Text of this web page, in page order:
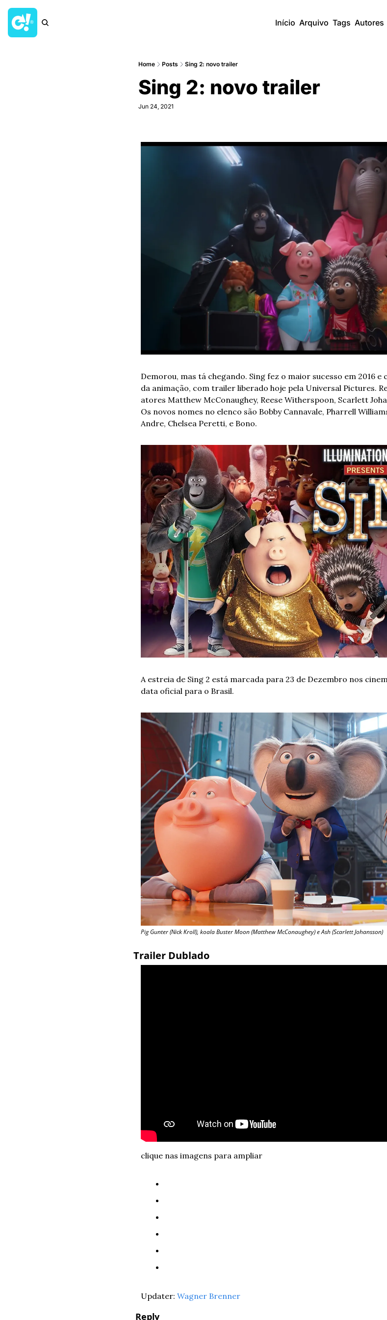
Início Arquivo Tags Autores
Home Posts Sing 2: novo trailer
Sing 2: novo trailer
Jun 24, 2021
Demorou, mas tá chegando. Sing fez o maior sucesso em 2016
da animação, com trailer liberado hoje pela Universal Pictures.
atores Matthew McConaughey, Reese Witherspoon, Scarlett
Os novos nomes no elenco são Bobby Cannavale, Pharrell
Andre, Chelsea Peretti, e Bono.
A estreia de Sing 2 está marcada para 23 de Dezembro nos
data oficial para o Brasil.
Pig Gunter (Nick Kroll), koala Buster Moon (Matthew McConaughey) e Ash (Scarlett Johansson)
Trailer Dublado
clique nas imagens para ampliar
Updater: Wagner Brenner
Reply